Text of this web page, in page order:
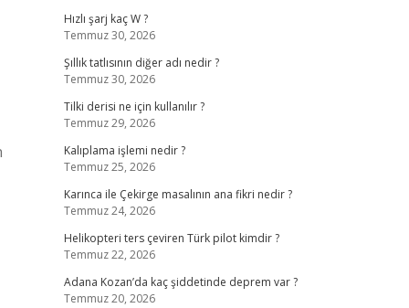
Hızlı şarj kaç W ?
Temmuz 30, 2026
Şıllık tatlısının diğer adı nedir ?
Temmuz 30, 2026
Tilki derisi ne için kullanılır ?
Temmuz 29, 2026
Kalıplama işlemi nedir ?
Temmuz 25, 2026
Karınca ile Çekirge masalının ana fikri nedir ?
Temmuz 24, 2026
Helikopteri ters çeviren Türk pilot kimdir ?
Temmuz 22, 2026
Adana Kozan’da kaç şiddetinde deprem var ?
Temmuz 20, 2026